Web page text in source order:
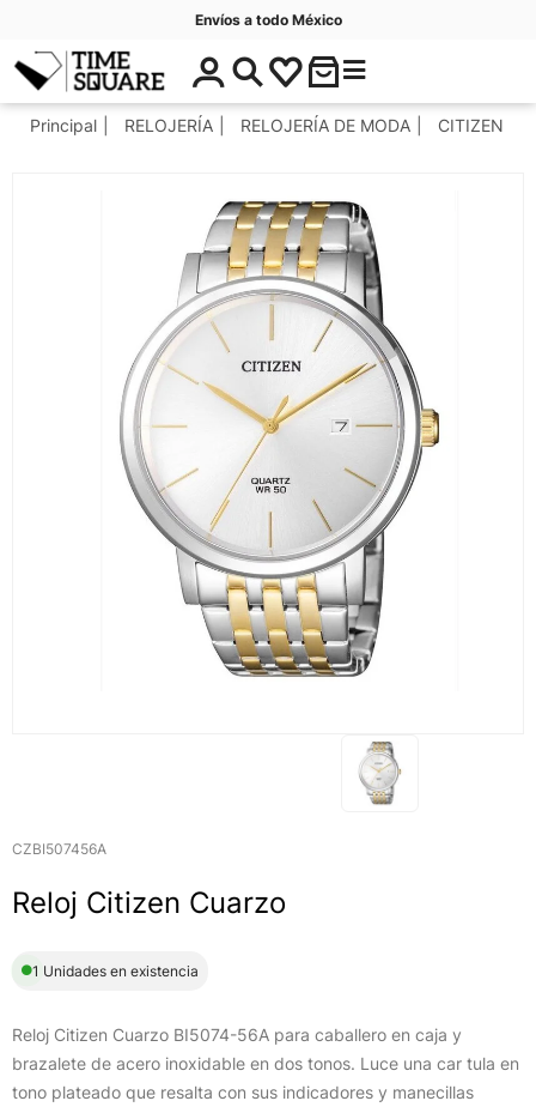
Envíos a todo México
Timesquare
$
0
.
C
t
r
í
a
s
Principal RELOJERÍA RELOJERÍA DE MODA CITIZEN
CZBI507456A
Reloj Citizen Cuarzo
1 Unidades en existencia
Reloj Citizen Cuarzo BI5074-56A para caballero en caja y
brazalete de acero inoxidable en dos tonos. Luce una car tula en
tono plateado que resalta con sus indicadores y manecillas